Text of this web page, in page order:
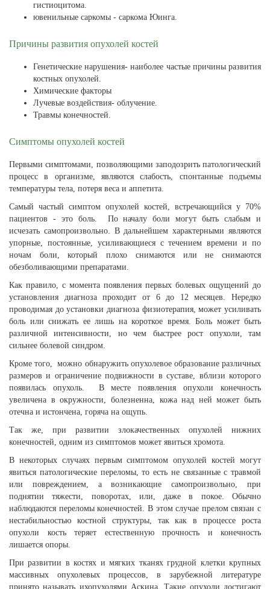
гистиоцитома.
ювенильные саркомы - саркома Юинга.
Причины развития опухолей костей
Генетические нарушения- наиболее частые причины развития
костных опухолей.
Химические факторы
Лучевые воздействия- облучение.
Травмы конечностей.
Симптомы опухолей костей
Первыми симптомами, позволяющими заподозрить патологический
процесс в организме, являются слабость, спонтанные подъемы
температуры тела, потеря веса и аппетита.
Самый частый симптом опухолей костей, встречающийся у 70%
пациентов - это боль. По началу боли могут быть слабым и
исчезать самопроизвольно. В дальнейшем характерными являются
упорные, постоянные, усиливающиеся с течением времени и по
ночам боли, который плохо снимаются или не снимаются
обезболивающими препаратами.
Как правило, с момента появления первых болевых ощущений до
установления диагноза проходит от 6 до 12 месяцев. Нередко
проводимая до установки диагноза физиотерапия, может усиливать
боль или снижать ее лишь на короткое время. Боль может быть
различной интенсивности, но чем быстрее рост опухоли, там
сильнее болевой синдром.
Кроме того, можно обнаружить опухолевое образование различных
размеров и ограничение подвижности в суставе, вблизи которого
появилась опухоль. В месте появления опухоли конечность
увеличена в окружности, болезненна, кожа над ней может быть
отечна и истончена, горяча на ощупь.
Так же, при развитии злокачественных опухолей нижних
конечностей, одним из симптомов может явиться хромота.
В некоторых случаях первым симптомом опухолей костей могут
явиться патологические переломы, то есть не связанные с травмой
или повреждением, а возникающие самопроизвольно, при
поднятии тяжести, поворотах, или, даже в покое. Обычно
наблюдаются переломы конечностей. В этом случае прелом связан с
нестабильностью костной структуры, так как в процессе роста
опухоли кость теряет естественную прочность и конечность
лишается опоры.
При развитии в костях и мягких тканях грудной клетки крупных
массивных опухолевых процессов, в зарубежной литературе
принято называть ихопухолями Аскина. Такие опухоли достигают